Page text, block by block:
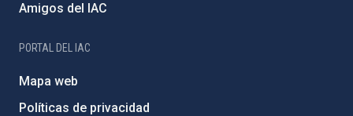
Amigos del IAC
PORTAL DEL IAC
Mapa web
Políticas de privacidad